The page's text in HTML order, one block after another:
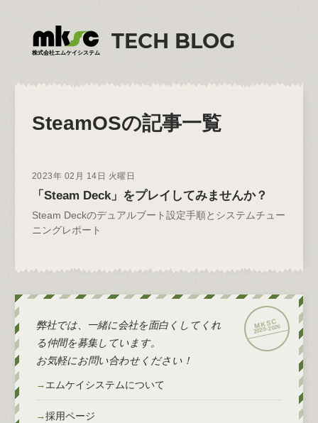
株式会社エムケイシステム TECH BLOG
SteamOSの記事一覧
2023年 02月 14日 火曜日
「Steam Deck」をプレイしてみませんか？
Steam Deckのデュアルブート設定手順とシステムチュー
ニングレポート
2020-2026
弊社では、一緒に会社を面白くしてくれ
る仲間を募集しています。
お気軽にお問い合わせください！
エムケイシステムについて
採用ページ